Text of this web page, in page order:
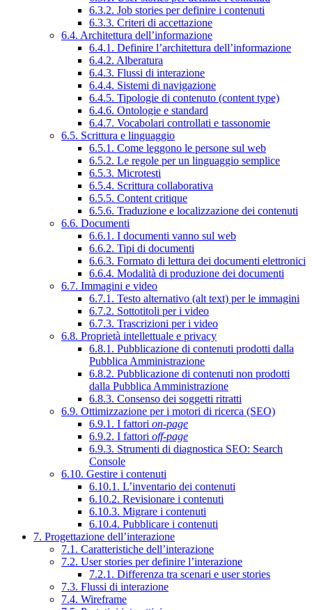
6.3.2. Job stories per definire i contenuti
6.3.3. Criteri di accettazione
6.4. Architettura dell’informazione
6.4.1. Definire l’architettura dell’informazione
6.4.2. Alberatura
6.4.3. Flussi di interazione
6.4.4. Sistemi di navigazione
6.4.5. Tipologie di contenuto (content type)
6.4.6. Ontologie e standard
6.4.7. Vocabolari controllati e tassonomie
6.5. Scrittura e linguaggio
6.5.1. Come leggono le persone sul web
6.5.2. Le regole per un linguaggio semplice
6.5.3. Microtesti
6.5.4. Scrittura collaborativa
6.5.5. Content critique
6.5.6. Traduzione e localizzazione dei contenuti
6.6. Documenti
6.6.1. I documenti vanno sul web
6.6.2. Tipi di documenti
6.6.3. Formato di lettura dei documenti elettronici
6.6.4. Modalità di produzione dei documenti
6.7. Immagini e video
6.7.1. Testo alternativo (alt text) per le immagini
6.7.2. Sottotitoli per i video
6.7.3. Trascrizioni per i video
6.8. Proprietà intellettuale e privacy
6.8.1. Pubblicazione di contenuti prodotti dalla
Pubblica Amministrazione
6.8.2. Pubblicazione di contenuti non prodotti
dalla Pubblica Amministrazione
6.8.3. Consenso dei soggetti ritratti
6.9. Ottimizzazione per i motori di ricerca (SEO)
6.9.1. I fattori on-page
6.9.2. I fattori off-page
6.9.3. Strumenti di diagnostica SEO: Search
Console
6.10. Gestire i contenuti
6.10.1. L’inventario dei contenuti
6.10.2. Revisionare i contenuti
6.10.3. Migrare i contenuti
6.10.4. Pubblicare i contenuti
7. Progettazione dell’interazione
7.1. Caratteristiche dell’interazione
7.2. User stories per definire l’interazione
7.2.1. Differenza tra scenari e user stories
7.3. Flussi di interazione
7.4. Wireframe